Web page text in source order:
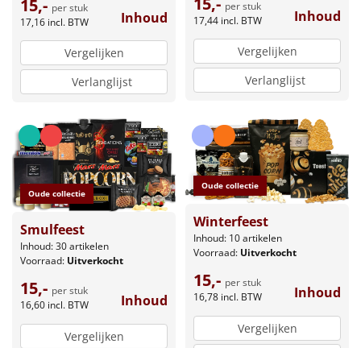
15,- per stuk
17,16 incl. BTW Inhoud
Vergelijken
Verlanglijst
per stuk
17,44 incl. BTW Inhoud
Vergelijken
Verlanglijst
Oude collectie
Smulfeest
Inhoud: 30 artikelen
Voorraad: Uitverkocht
15,- per stuk
16,60 incl. BTW Inhoud
Vergelijken
Oude collectie
Winterfeest
Inhoud: 10 artikelen
Voorraad: Uitverkocht
15,- per stuk
16,78 incl. BTW Inhoud
Vergelijken